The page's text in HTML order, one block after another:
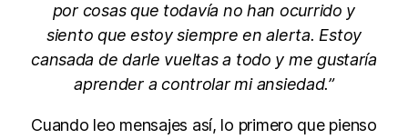
por cosas que todavía no han ocurrido y
siento que estoy siempre en alerta. Estoy
cansada de darle vueltas a todo y me gustaría
aprender a controlar mi ansiedad.”
Cuando leo mensajes así, lo primero que pienso